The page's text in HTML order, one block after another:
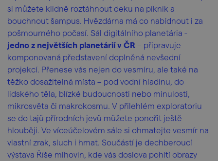
si můžete klidně roztáhnout deku na piknik a
bouchnout šampus. Hvězdárna má co nabídnout i za
pošmourného počasí. Sál digitálního planetária -
jedno z největších planetárií v ČR – připravuje
komponovaná představení doplněná nevšední
projekcí. Přenese vás nejen do vesmíru, ale také na
těžko dosažitelná místa – pod vodní hladinu, do
lidského těla, blízké budoucnosti nebo minulosti,
mikrosvěta či makrokosmu. V přilehlém exploratoriu
se do tajů přírodních jevů můžete ponořit ještě
hlouběji. Ve víceúčelovém sále si ohmatejte vesmír na
vlastní zrak, sluch i hmat. Součástí je dechberoucí
výstava Říše mlhovin, kde vás doslova pohltí obrazy